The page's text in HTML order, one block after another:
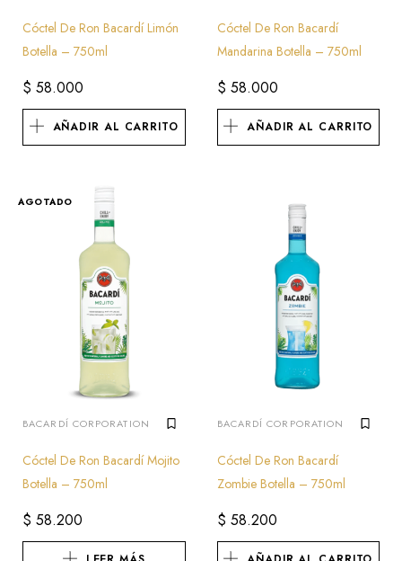
Cóctel De Ron Bacardí Limón
Botella – 750ml
$ 58.000
AÑADIR AL CARRITO
Cóctel De Ron Bacardí
Mandarina Botella – 750ml
$ 58.000
AÑADIR AL CARRITO
AGOTADO
BACARDÍ CORPORATION
Cóctel De Ron Bacardí Mojito
Botella – 750ml
$ 58.200
BACARDÍ CORPORATION
Cóctel De Ron Bacardí
Zombie Botella – 750ml
$ 58.200